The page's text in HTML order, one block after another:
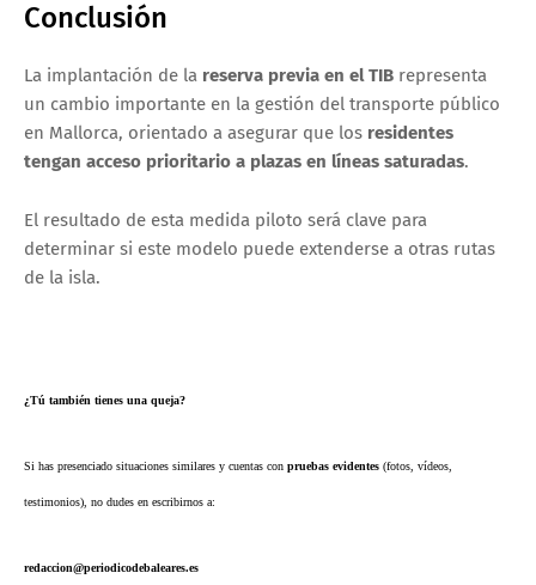
Conclusión
La implantación de la reserva previa en el TIB representa
un cambio importante en la gestión del transporte público
en Mallorca, orientado a asegurar que los residentes
tengan acceso prioritario a plazas en líneas saturadas.
El resultado de esta medida piloto será clave para
determinar si este modelo puede extenderse a otras rutas
de la isla.
¿Tú también tienes una queja?
Si has presenciado situaciones similares y cuentas con pruebas evidentes (fotos, vídeos,
testimonios), no dudes en escribirnos a:
redaccion@periodicodebaleares.es